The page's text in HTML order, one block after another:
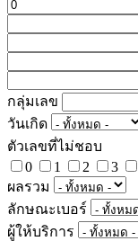
กลุ่มเลข
วันเกิด
ตัวเลขที่ไม่ชอบ
0
1 2 3
ผลรวม
ลักษณะเบอร์
ผู้ให้บริการ